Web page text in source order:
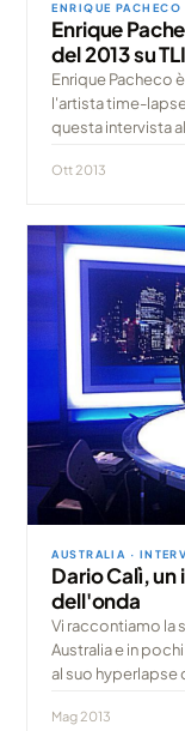
ENRIQUE
Enrique
del 2013 su
Enrique Pacheco
l'artista time-
questa intervista
Ott 2013
AUSTRALIA ·
Dario Calì, un
dell'onda
Vi raccontiamo la
Australia e in
al suo hyperlapse
Mag 2013